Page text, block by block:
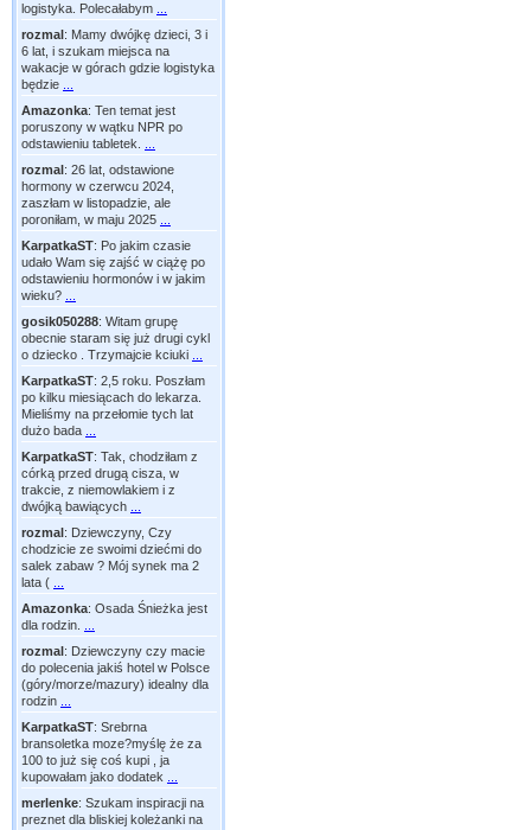
logistyka. Polecałabym
rozmal: Mamy dwójkę dzieci, 3 i
6 lat, i szukam miejsca na
wakacje w górach gdzie logistyka
będzie
Amazonka: Ten temat jest
poruszony w wątku NPR po
odstawieniu tabletek.
rozmal: 26 lat, odstawione
hormony w czerwcu 2024,
zaszłam w listopadzie, ale
poroniłam, w maju 2025
KarpatkaST: Po jakim czasie
udało Wam się zajść w ciążę po
odstawieniu hormonów i w jakim
wieku?
gosik050288: Witam grupę
obecnie staram się już drugi cykl
o dziecko . Trzymajcie kciuki
KarpatkaST: 2,5 roku. Poszłam
po kilku miesiącach do lekarza.
Mieliśmy na przełomie tych lat
dużo bada
KarpatkaST: Tak, chodziłam z
córką przed drugą cisza, w
trakcie, z niemowlakiem i z
dwójką bawiących
rozmal: Dziewczyny, Czy
chodzicie ze swoimi dziećmi do
salek zabaw ? Mój synek ma 2
lata (
Amazonka: Osada Śnieżka jest
dla rodzin.
rozmal: Dziewczyny czy macie
do polecenia jakiś hotel w Polsce
(góry/morze/mazury) idealny dla
rodzin
KarpatkaST: Srebrna
bransoletka moze?myślę że za
100 to już się coś kupi , ja
kupowałam jako dodatek
merlenke: Szukam inspiracji na
preznet dla bliskiej koleżanki na